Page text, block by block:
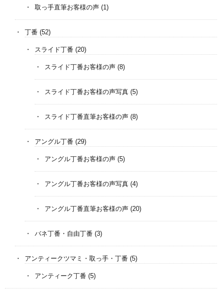
取っ手直筆お客様の声 (1)
丁番 (52)
スライド丁番 (20)
スライド丁番お客様の声 (8)
スライド丁番お客様の声写真 (5)
スライド丁番直筆お客様の声 (8)
アングル丁番 (29)
アングル丁番お客様の声 (5)
アングル丁番お客様の声写真 (4)
アングル丁番直筆お客様の声 (20)
バネ丁番・自由丁番 (3)
アンティークツマミ・取っ手・丁番 (5)
アンティーク丁番 (5)